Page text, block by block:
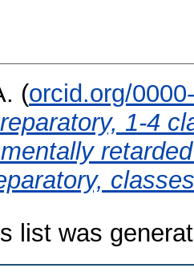
(orcid.org/
1-4
list was